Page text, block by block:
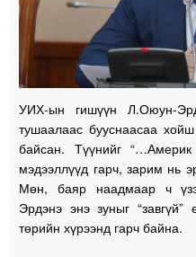
УИХ-ын гишүүн Л.Оюун-
тушаалаас бууснаасаа
байсан. Түүнийг
мэдээллүүд гарч, зарим
Мөн, баяр наадмаар ч
Эрдэнэ энэ зуныг
төрийн хүрээнд гарч байна.